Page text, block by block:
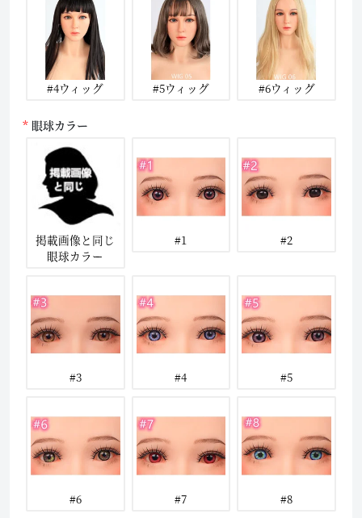
#4ウィッグ #5ウィッグ #6ウィッグ
眼球カラー
掲載画像と同じ
眼球カラー
#1 #2
#3 #4 #5
#6 #7 #8